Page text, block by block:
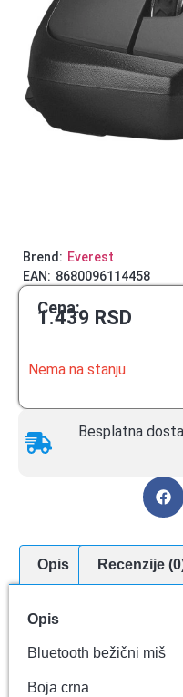
Brend: Everest
EAN: 8680096114458
Cena:
1.439 RSD
Nema na stanju
Besplatna
Opis Recenzije
Opis
Bluetooth bežični miš
Boja crna